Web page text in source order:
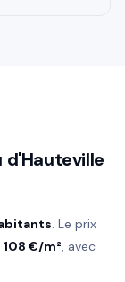
d'Hauteville
. Le prix
108 €/m², avec